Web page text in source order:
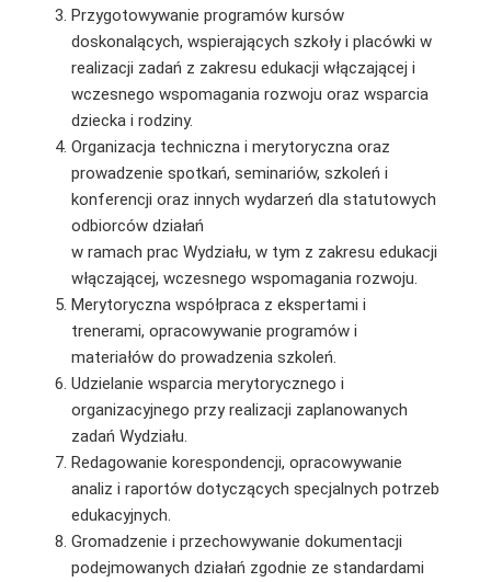
Przygotowywanie programów kursów
doskonalących, wspierających szkoły i placówki w
realizacji zadań z zakresu edukacji włączającej i
wczesnego wspomagania rozwoju oraz wsparcia
dziecka i rodziny.
Organizacja techniczna i merytoryczna oraz
prowadzenie spotkań, seminariów, szkoleń i
konferencji oraz innych wydarzeń dla statutowych
odbiorców działań
w ramach prac Wydziału, w tym z zakresu edukacji
włączającej, wczesnego wspomagania rozwoju.
Merytoryczna współpraca z ekspertami i
trenerami, opracowywanie programów i
materiałów do prowadzenia szkoleń.
Udzielanie wsparcia merytorycznego i
organizacyjnego przy realizacji zaplanowanych
zadań Wydziału.
Redagowanie korespondencji, opracowywanie
analiz i raportów dotyczących specjalnych potrzeb
edukacyjnych.
Gromadzenie i przechowywanie dokumentacji
podejmowanych działań zgodnie ze standardami